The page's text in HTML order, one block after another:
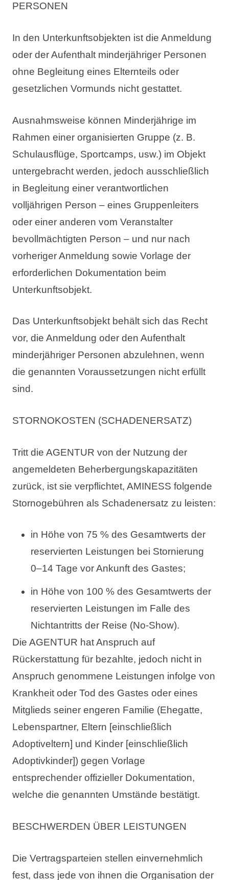
PERSONEN
In den Unterkunftsobjekten ist die Anmeldung
oder der Aufenthalt minderjähriger Personen
ohne Begleitung eines Elternteils oder
gesetzlichen Vormunds nicht gestattet.
Ausnahmsweise können Minderjährige im
Rahmen einer organisierten Gruppe (z. B.
Schulausflüge, Sportcamps, usw.) im Objekt
untergebracht werden, jedoch ausschließlich
in Begleitung einer verantwortlichen
volljährigen Person – eines Gruppenleiters
oder einer anderen vom Veranstalter
bevollmächtigten Person – und nur nach
vorheriger Anmeldung sowie Vorlage der
erforderlichen Dokumentation beim
Unterkunftsobjekt.
Das Unterkunftsobjekt behält sich das Recht
vor, die Anmeldung oder den Aufenthalt
minderjähriger Personen abzulehnen, wenn
die genannten Voraussetzungen nicht erfüllt
sind.
STORNOKOSTEN (SCHADENERSATZ)
Tritt die AGENTUR von der Nutzung der
angemeldeten Beherbergungskapazitäten
zurück, ist sie verpflichtet, AMINESS folgende
Stornogebühren als Schadenersatz zu leisten:
in Höhe von 75 % des Gesamtwerts der
reservierten Leistungen bei Stornierung
0–14 Tage vor Ankunft des Gastes;
in Höhe von 100 % des Gesamtwerts der
reservierten Leistungen im Falle des
Nichtantritts der Reise (No-Show).
Die AGENTUR hat Anspruch auf
Rückerstattung für bezahlte, jedoch nicht in
Anspruch genommene Leistungen infolge von
Krankheit oder Tod des Gastes oder eines
Mitglieds seiner engeren Familie (Ehegatte,
Lebenspartner, Eltern [einschließlich
Adoptiveltern] und Kinder [einschließlich
Adoptivkinder]) gegen Vorlage
entsprechender offizieller Dokumentation,
welche die genannten Umstände bestätigt.
BESCHWERDEN ÜBER LEISTUNGEN
Die Vertragsparteien stellen einvernehmlich
fest, dass jede von ihnen die Organisation der